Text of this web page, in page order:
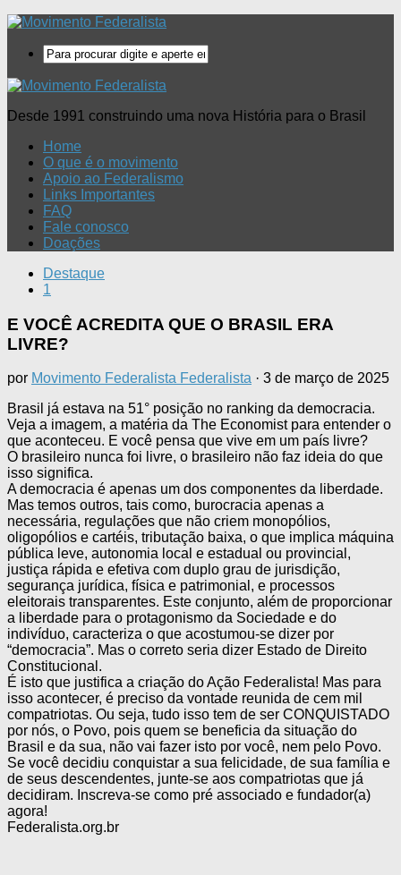
Desde 1991 construindo uma nova História para o Brasil
Home
O que é o movimento
Apoio ao Federalismo
Links Importantes
FAQ
Fale conosco
Doações
Destaque
1
E VOCÊ ACREDITA QUE O BRASIL ERA
LIVRE?
por Movimento Federalista Federalista · 3 de março de 2025
Brasil já estava na 51° posição no ranking da democracia.
Veja a imagem, a matéria da The Economist para entender o
que aconteceu. E você pensa que vive em um país livre?
O brasileiro nunca foi livre, o brasileiro não faz ideia do que
isso significa.
A democracia é apenas um dos componentes da liberdade.
Mas temos outros, tais como, burocracia apenas a
necessária, regulações que não criem monopólios,
oligopólios e cartéis, tributação baixa, o que implica máquina
pública leve, autonomia local e estadual ou provincial,
justiça rápida e efetiva com duplo grau de jurisdição,
segurança jurídica, física e patrimonial, e processos
eleitorais transparentes. Este conjunto, além de proporcionar
a liberdade para o protagonismo da Sociedade e do
indivíduo, caracteriza o que acostumou-se dizer por
“democracia”. Mas o correto seria dizer Estado de Direito
Constitucional.
É isto que justifica a criação do Ação Federalista! Mas para
isso acontecer, é preciso da vontade reunida de cem mil
compatriotas. Ou seja, tudo isso tem de ser CONQUISTADO
por nós, o Povo, pois quem se beneficia da situação do
Brasil e da sua, não vai fazer isto por você, nem pelo Povo.
Se você decidiu conquistar a sua felicidade, de sua família e
de seus descendentes, junte-se aos compatriotas que já
decidiram. Inscreva-se como pré associado e fundador(a)
agora!
Federalista.org.br